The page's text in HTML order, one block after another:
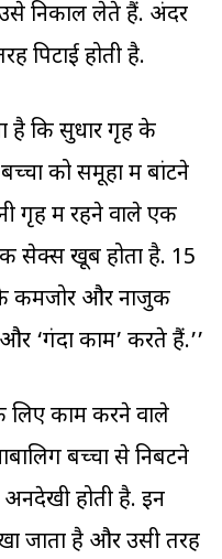
निकाल लेते हैं. अंदर
पिटाई होती है.
है कि सुधार गृह के
को समूहों में बांटने
गृह में रहने वाले एक
सेक्स खूब होता है. 15
कमजोर और नाजुक
‘गंदा काम’ करते हैं.’’
काम करने वाले
बच्चों से निबटने
होती है. इन
जाता है और उसी तरह